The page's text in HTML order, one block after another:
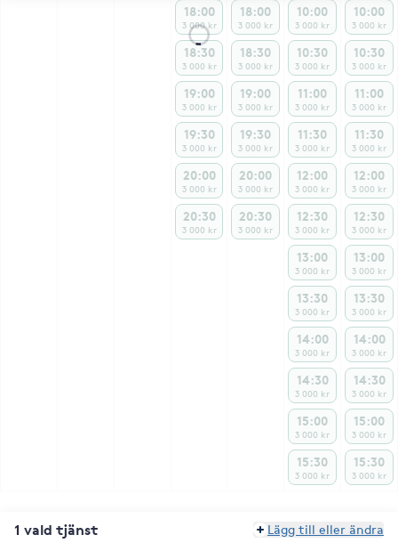
18:00
3 000 kr
18:30
3 000 kr
19:00
3 000 kr
19:30
3 000 kr
20:00
3 000 kr
20:30
3 000 kr
18:00
3 000 kr
18:30
3 000 kr
19:00
3 000 kr
19:30
3 000 kr
20:00
3 000 kr
20:30
3 000 kr
10:00
3 000 kr
10:30
3 000 kr
11:00
3 000 kr
11:30
3 000 kr
12:00
3 000 kr
12:30
3 000 kr
13:00
3 000 kr
13:30
3 000 kr
14:00
3 000 kr
14:30
3 000 kr
15:00
3 000 kr
15:30
3 000 kr
10:00
3 000 kr
10:30
3 000 kr
11:00
3 000 kr
11:30
3 000 kr
12:00
3 000 kr
12:30
3 000 kr
13:00
3 000 kr
13:30
3 000 kr
14:00
3 000 kr
14:30
3 000 kr
15:00
3 000 kr
15:30
3 000 kr
1 vald tjänst Lägg till eller ändra